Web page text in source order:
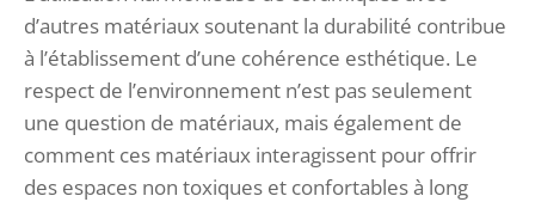
d’autres matériaux soutenant la durabilité contribue
à l’établissement d’une cohérence esthétique. Le
respect de l’environnement n’est pas seulement
une question de matériaux, mais également de
comment ces matériaux interagissent pour offrir
des espaces non toxiques et confortables à long